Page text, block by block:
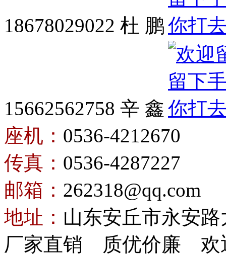
18678029022 杜 鹏
15662562758 辛 鑫
座机： 0536-4212670
传真： 0536-4287227
邮箱： 262318@qq.com
地址： 山东安丘市永安
厂家直销 质优价廉 欢